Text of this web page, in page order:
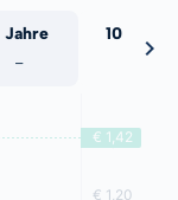
Jahre
-
10 Jahre